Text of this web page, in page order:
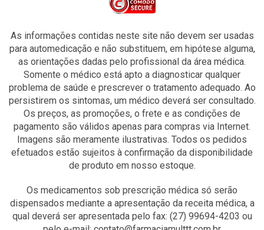
As informações contidas neste site não devem ser usadas
para automedicação e não substituem, em hipótese alguma,
as orientações dadas pelo profissional da área médica.
Somente o médico está apto a diagnosticar qualquer
problema de saúde e prescrever o tratamento adequado. Ao
persistirem os sintomas, um médico deverá ser consultado.
Os preços, as promoções, o frete e as condições de
pagamento são válidos apenas para compras via Internet.
Imagens são meramente ilustrativas. Todos os pedidos
efetuados estão sujeitos à confirmação da disponibilidade
de produto em nosso estoque.
Os medicamentos sob prescrição médica só serão
dispensados mediante a apresentação da receita médica, a
qual deverá ser apresentada pelo fax: (27) 99694-4203 ou